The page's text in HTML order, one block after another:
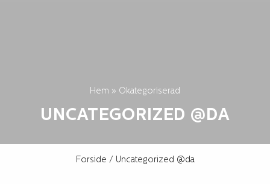
Hem » Okategoriserad
UNCATEGORIZED @DA
Forside / Uncategorized @da